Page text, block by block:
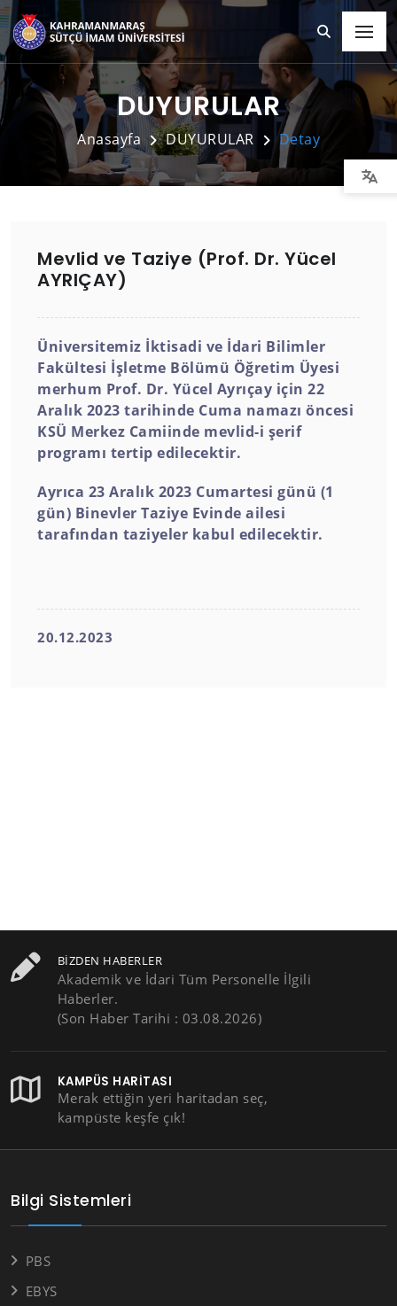
DUYURULAR
Anasayfa DUYURULAR Detay
Mevlid ve Taziye (Prof. Dr. Yücel
AYRIÇAY)
Üniversitemiz İktisadi ve İdari Bilimler
Fakültesi İşletme Bölümü Öğretim Üyesi
merhum Prof. Dr. Yücel Ayrıçay için 22
Aralık 2023 tarihinde Cuma namazı öncesi
KSÜ Merkez Camiinde mevlid-i şerif
programı tertip edilecektir.
Ayrıca 23 Aralık 2023 Cumartesi günü (1
gün) Binevler Taziye Evinde ailesi
tarafından taziyeler kabul edilecektir.
20.12.2023
BIZDEN HABERLER
Akademik ve İdari Tüm Personelle İlgili
Haberler.
(Son Haber Tarihi : 03.08.2026)
KAMPÜS HARITASI
Merak ettiğin yeri haritadan seç,
kampüste keşfe çık!
Bilgi Sistemleri
PBS
EBYS